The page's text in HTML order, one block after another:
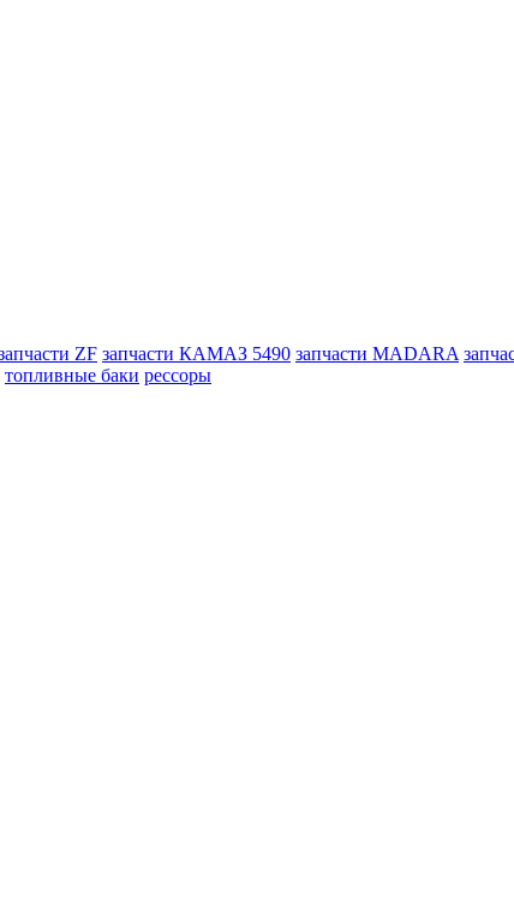
ZF запчасти КАМАЗ 5490 запчасти MADARA
топливные баки рессоры